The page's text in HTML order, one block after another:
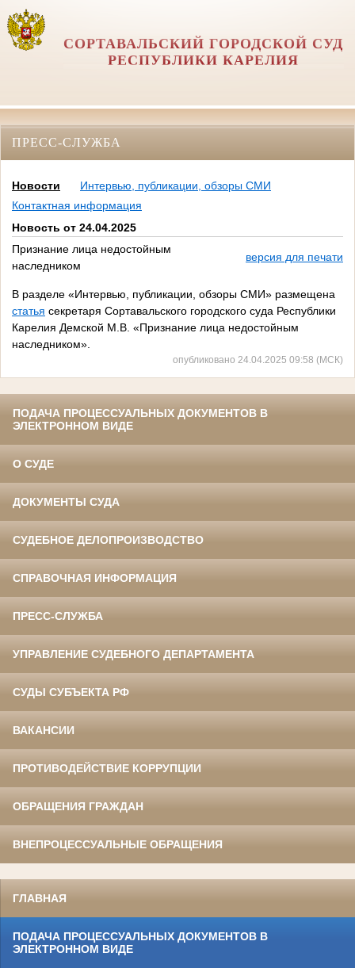
СОРТАВАЛЬСКИЙ ГОРОДСКОЙ СУД
РЕСПУБЛИКИ КАРЕЛИЯ
ПРЕСС-СЛУЖБА
Новости
Интервью, публикации, обзоры СМИ
Контактная информация
Новость от 24.04.2025
Признание лица недостойным
наследником
версия для печати
В разделе «Интервью, публикации, обзоры СМИ» размещена
статья секретаря Сортавальского городского суда Республики
Карелия Демской М.В. «Признание лица недостойным
наследником».
опубликовано 24.04.2025 09:58 (МСК)
ПОДАЧА ПРОЦЕССУАЛЬНЫХ ДОКУМЕНТОВ В
ЭЛЕКТРОННОМ ВИДЕ
О СУДЕ
ДОКУМЕНТЫ СУДА
СУДЕБНОЕ ДЕЛОПРОИЗВОДСТВО
СПРАВОЧНАЯ ИНФОРМАЦИЯ
ПРЕСС-СЛУЖБА
УПРАВЛЕНИЕ СУДЕБНОГО ДЕПАРТАМЕНТА
СУДЫ СУБЪЕКТА РФ
ВАКАНСИИ
ПРОТИВОДЕЙСТВИЕ КОРРУПЦИИ
ОБРАЩЕНИЯ ГРАЖДАН
ВНЕПРОЦЕССУАЛЬНЫЕ ОБРАЩЕНИЯ
ГЛАВНАЯ
ПОДАЧА ПРОЦЕССУАЛЬНЫХ ДОКУМЕНТОВ В
ЭЛЕКТРОННОМ ВИДЕ